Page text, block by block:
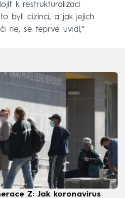
k restrukturalizaci
byli cizinci, a jak jejich
ne, se teprve uvidí,“
Z: Jak koronavirus